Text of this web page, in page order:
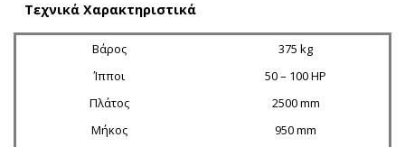
Τεχνικά Xαρακτηριστικά
Βάρος
375 kg
Ίπποι
50 – 100 HP
Πλάτος
2500 mm
Μήκος
950 mm